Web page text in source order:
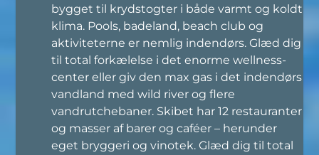
bygget til krydstogter i både varmt og koldt
klima. Pools, badeland, beach club og
aktiviteterne er nemlig indendørs. Glæd dig
til total forkælelse i det enorme wellness-
center eller giv den max gas i det indendørs
vandland med wild river og flere
vandrutchebaner. Skibet har 12 restauranter
og masser af barer og caféer – herunder
eget bryggeri og vinotek. Glæd dig til total